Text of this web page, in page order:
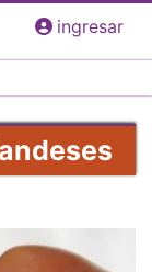
ingresar